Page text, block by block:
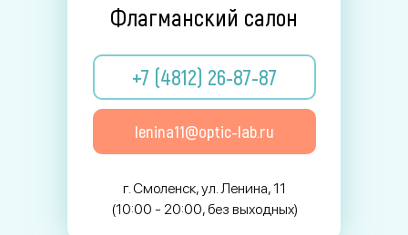
г. Смоленск, ул. Ленина, 11
(10:00 - 20:00, без выходных)
Флагманский салон
+7 (4812) 26-87-87
lenina11@optic-lab.ru